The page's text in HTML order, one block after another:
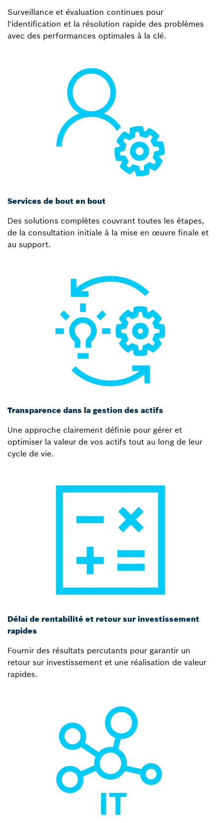
Surveillance et évaluation continues pour
l'identification et la résolution rapide des problèmes
avec des performances optimales à la clé.
Services de bout en bout
Des solutions complètes couvrant toutes les étapes,
de la consultation initiale à la mise en œuvre finale et
au support.
Transparence dans la gestion des actifs
Une approche clairement définie pour gérer et
optimiser la valeur de vos actifs tout au long de leur
cycle de vie.
Délai de rentabilité et retour sur investissement
rapides
Fournir des résultats percutants pour garantir un
retour sur investissement et une réalisation de valeur
rapides.